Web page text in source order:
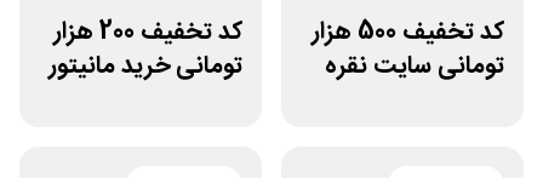
کد تخفیف 500 هزار
تومانی سایت نقره
کد تخفیف 200 هزار
تومانی خرید مانیتور